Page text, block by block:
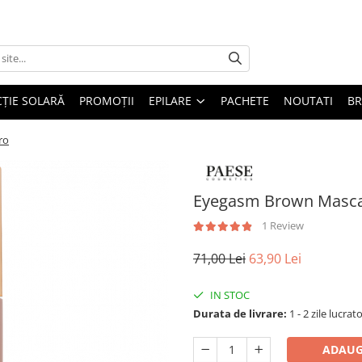
SOLARĂ PROMOȚII EPILARE PACHETE NOUTATI
Eyegasm Brown
1 Review
71,00 Lei 63,90 Lei
IN STOC
Durata de livrare: 1 - 2 zile